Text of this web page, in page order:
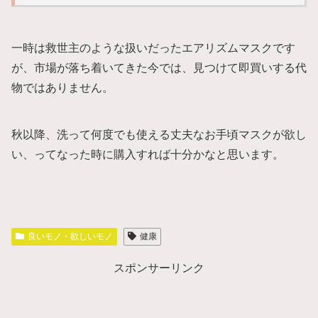
一時は救世主のような扱いだったエアリズムマスクです
が、市場が落ち着いてきた今では、見つけて即買いする代
物ではありません。
秋以降、洗って何度でも使える丈夫なお手頃マスクが欲し
い、ってなった時に購入すれば十分かなと思います。
良いモノ・欲しいモノ 健康
スポンサーリンク